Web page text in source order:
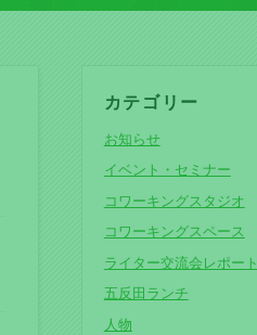
カテゴリー
お知らせ
イベント・セミナー
コワーキングスタジオ
コワーキングスペース
ライター交流会レポート
五反田ランチ
人物